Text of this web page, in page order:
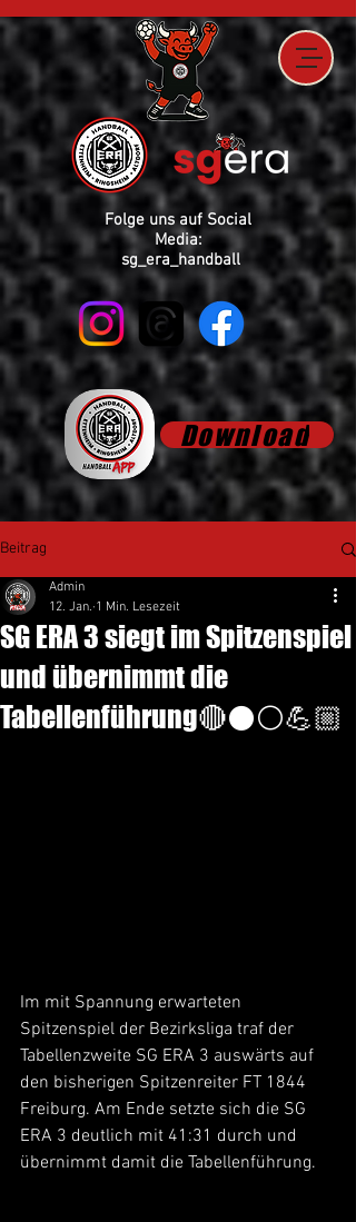
Download
Folge uns auf Social
Media:
sg_era_handball
Beitrag
SG ERA 3 siegt im Spitzenspiel
und übernimmt die
Tabellenführung🔴⚫️⚪️💪🏼
Admin
12. Jan. 1 Min. Lesezeit
Im mit Spannung erwarteten
Spitzenspiel der Bezirksliga traf der
Tabellenzweite SG ERA 3 auswärts auf
den bisherigen Spitzenreiter FT 1844
Freiburg. Am Ende setzte sich die SG
ERA 3 deutlich mit 41:31 durch und
übernimmt damit die Tabellenführung.